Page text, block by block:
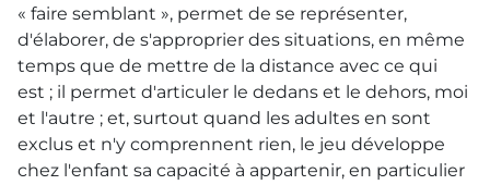
« faire semblant », permet de se représenter,
d'élaborer, de s'approprier des situations, en même
temps que de mettre de la distance avec ce qui
est ; il permet d'articuler le dedans et le dehors, moi
et l'autre ; et, surtout quand les adultes en sont
exclus et n'y comprennent rien, le jeu développe
chez l'enfant sa capacité à appartenir, en particulier